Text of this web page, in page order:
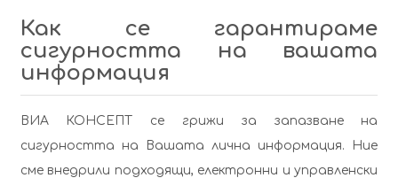
Как се гарантираме
сигурността на вашата
информация
ВИА КОНСЕПТ се грижи за запазване на
сигурността на Вашата лична информация. Ние
сме внедрили подходящи, електронни и управленски